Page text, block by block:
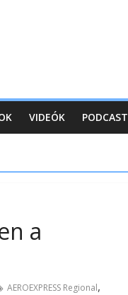
VIDEÓK PODCAST
a
AEROEXPRESS Regional,